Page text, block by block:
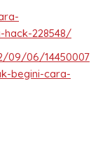
hack-228548/
09/06/14450007
begini-cara-